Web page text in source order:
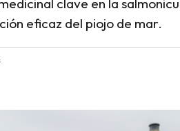
clave en la
eficaz del piojo de mar.